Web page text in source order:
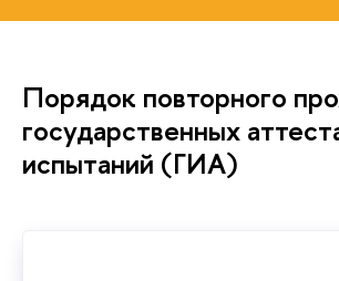
Порядок повторного
государственных
испытаний (ГИА)